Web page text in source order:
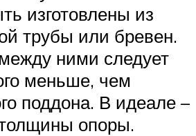
изготовлены из
трубы или бревен.
ними следует
меньше, чем
поддона. В идеале –
опоры.